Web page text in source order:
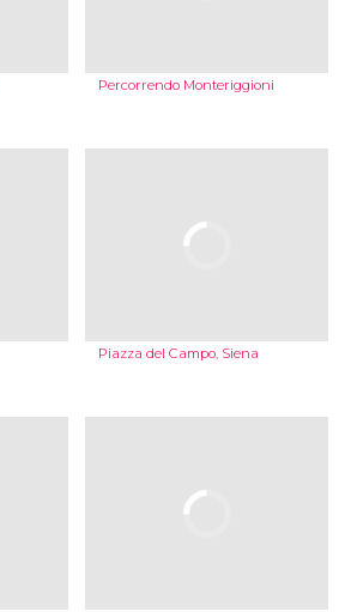
Percorrendo Monteriggioni
Piazza del Campo, Siena